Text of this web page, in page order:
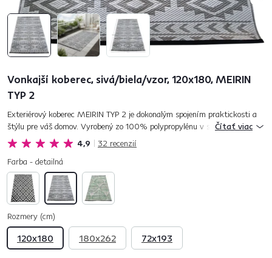
Vonkajší koberec, sivá/biela/vzor, 120x180, MEIRIN
TYP 2
4,9 32 recenzií
Exteriérový koberec MEIRIN TYP 2 je dokonalým spojením praktickosti a
štýlu pre váš domov. Vyrobený zo 100% polypropylénu v sivej farbe s
bielym vzorom premení váš vonkajší priestor na oázu pohod...
Čítať viac
Farba - detailná
Rozmery (cm)
120x180 180x262 72x193